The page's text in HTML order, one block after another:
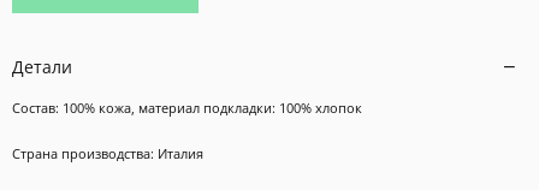
Детали
Состав: 100% кожа, материал подкладки: 100% хлопок
Страна производства: Италия